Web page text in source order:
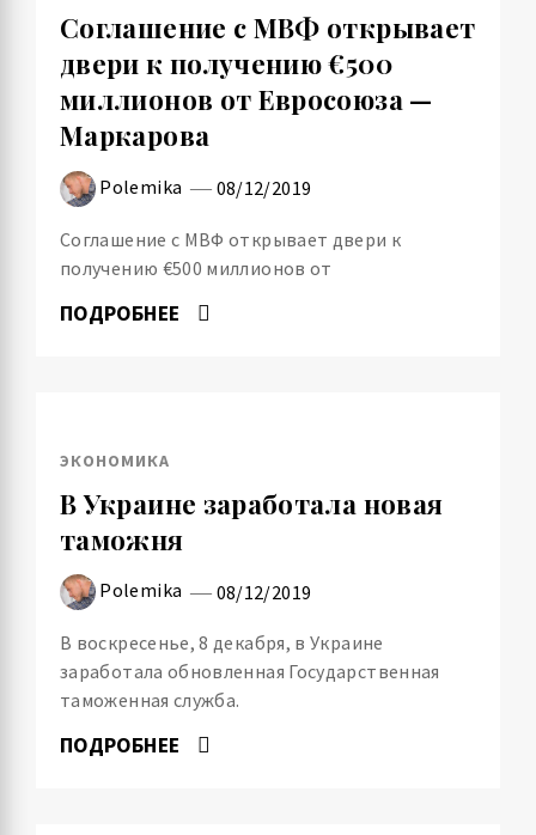
Соглашение с МВФ открывает
двери к получению €500
миллионов от Евросоюза —
Маркарова
Polemika 08/12/2019
Соглашение с МВФ открывает двери к
получению €500 миллионов от
ПОДРОБНЕЕ
ЭКОНОМИКА
В Украине заработала новая
таможня
Polemika 08/12/2019
В воскресенье, 8 декабря, в Украине
заработала обновленная Государственная
таможенная служба.
ПОДРОБНЕЕ